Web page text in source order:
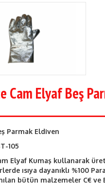
Cam Elyaf Beş
Parmak Eldiven
105
Elyaf Kumaş kullanarak
ısıya dayanıklı %100
bütün malzemeler C€ ve